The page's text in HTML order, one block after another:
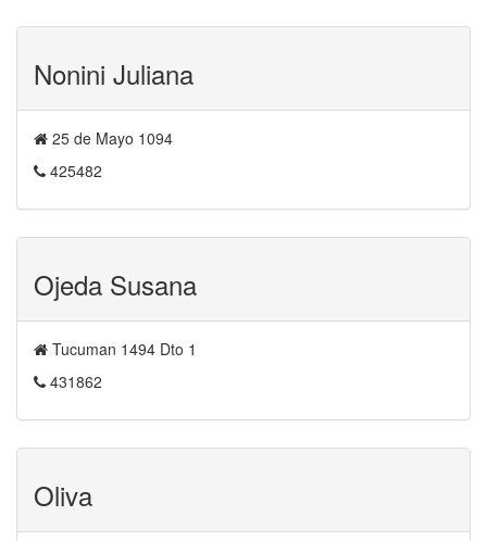
Nonini Juliana
25 de Mayo 1094
425482
Ojeda Susana
Tucuman 1494 Dto 1
431862
Oliva